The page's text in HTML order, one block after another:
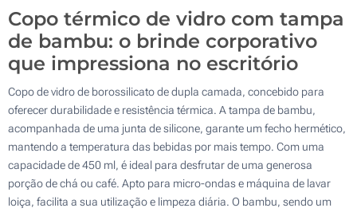
Copo térmico de vidro com tampa
de bambu: o brinde corporativo
que impressiona no escritório
Copo de vidro de borossilicato de dupla camada, concebido para
oferecer durabilidade e resistência térmica. A tampa de bambu,
acompanhada de uma junta de silicone, garante um fecho hermético,
mantendo a temperatura das bebidas por mais tempo. Com uma
capacidade de 450 ml, é ideal para desfrutar de uma generosa
porção de chá ou café. Apto para micro-ondas e máquina de lavar
loiça, facilita a sua utilização e limpeza diária. O bambu, sendo um